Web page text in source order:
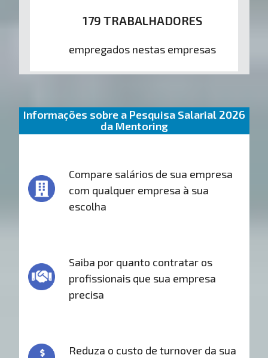
179 TRABALHADORES
empregados nestas empresas
Informações sobre a Pesquisa Salarial 2026
da Mentoring
Compare salários de sua empresa
com qualquer empresa à sua
escolha
Saiba por quanto contratar os
profissionais que sua empresa
precisa
Reduza o custo de turnover da sua